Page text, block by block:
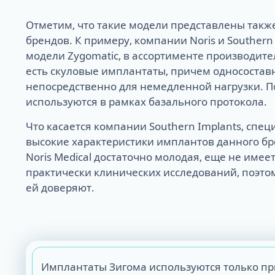
ALL-ON-4
ALL-ON-6
ALL-ON-8
Все Зубы за 1
Базальная
Complex
Отметим, что такие модели представлены
брендов. К примеру, компании Noris и
модели Zygomatic, в ассортименте
есть скуловые имплантаты, причем
непосредственно для немедленной нагрузки.
используются в рамках базального протокола.
Что касается компании Southern Implants,
высокие характеристики имплантов данного
Noris Medical достаточно молодая, еще не
практически клинических исследований,
ей доверяют.
Имплантаты Зигома используются только